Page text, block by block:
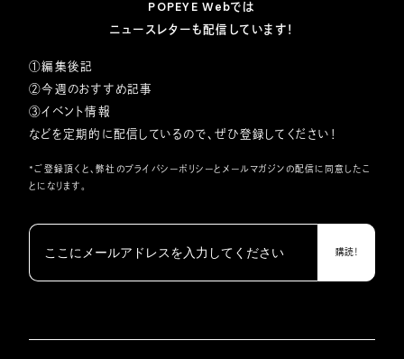
POPEYE Webでは
ニュースレターも配信しています！
①編集後記
②今週のおすすめ記事
③イベント情報
などを定期的に配信しているので、ぜひ登録してください！
*ご登録頂くと、弊社のプライバシーポリシーとメールマガジンの配信に同意したこ
とになります。